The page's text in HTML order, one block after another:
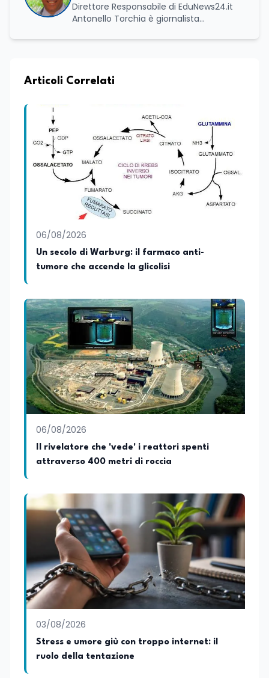
Direttore Responsabile di EduNews24.it
Antonello Torchia è giornalista
con un percorso formativo e
economico, geopolitico, comunicativo e
conseguito la Laurea in Economia e
Commercio (quadriennale, Vecchio
Ordinamento), la Laurea Magistrale in
Relazioni Internazionali (LM-52) con la
votazione di 110/110 e lode, e la Laurea
Magistrale in Scienze Geografiche (LM-
80). Un trittico di competenze che gli
consente di leggere i fenomeni
contemporanei con una prospettiva che
abbraccia le dinamiche economiche, le
relazioni tra Stati e le dimensioni spaziali
e territoriali della società. Nel corso della
sua carriera ha maturato una
significativa esperienza nella
testate della carta stampata. Questa
esperienza sul campo gli ha conferito
una padronanza trasversale dei linguaggi
mediatici, dalla televisione al digitale.
Attualmente ricopre il ruolo di Direttore
Responsabile di EduNews24.it, testata
giornalistica online dedicata al mondo
dell'istruzione, della formazione e delle
politiche educative italiane ed europee,
dove cura la linea editoriale e
supervisiona la produzione di contenuti
operatori del settore educativo. È inoltre
docente di Comunicazione presso la
mediazione linguistica, dove mette a
disposizione delle nuove generazioni di
professionisti della comunicazione il
proprio bagaglio di competenze
giornalistiche, analitiche e accademiche.
Articoli Correlati
06/08/2026
Un secolo di Warburg: il farmaco anti-
tumore che accende la glicolisi
06/08/2026
Il rivelatore che 'vede' i reattori spenti
attraverso 400 metri di roccia
03/08/2026
Stress e umore giù con troppo internet: il
ruolo della tentazione